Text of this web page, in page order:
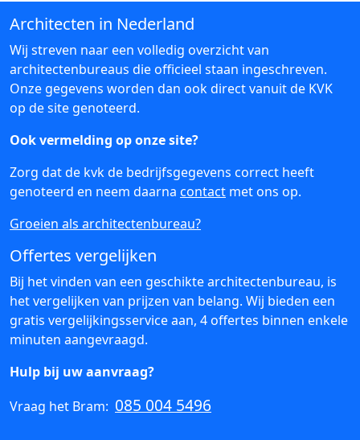
Architecten in Nederland
Wij streven naar een volledig overzicht van
architectenbureaus die officieel staan ingeschreven.
Onze gegevens worden dan ook direct vanuit de KVK
op de site genoteerd.
Ook vermelding op onze site?
Zorg dat de kvk de bedrijfsgegevens correct heeft
genoteerd en neem daarna contact met ons op.
Groeien als architectenbureau?
Offertes vergelijken
Bij het vinden van een geschikte architectenbureau, is
het vergelijken van prijzen van belang. Wij bieden een
gratis vergelijkingsservice aan, 4 offertes binnen enkele
minuten aangevraagd.
Hulp bij uw aanvraag?
Vraag het Bram: 085 004 5496